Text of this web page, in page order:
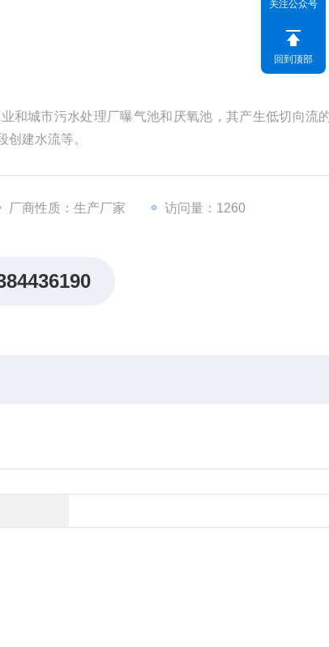
和城市污水处理厂曝气池和厌氧池，其产生低切向流
建水流等。
厂商性质：生产厂家 访问量：1260
关注公众号
回到顶部